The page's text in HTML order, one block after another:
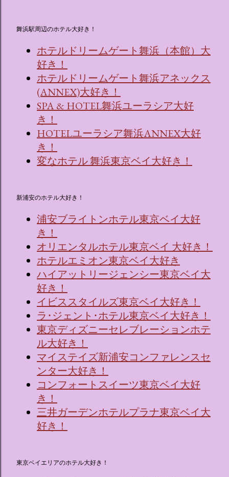
舞浜駅周辺のホテル大好き！
ホテルドリームゲート舞浜（本館）大
好き！
ホテルドリームゲート舞浜アネックス
(ANNEX)大好き！
SPA & HOTEL舞浜ユーラシア大好
き！
HOTELユーラシア舞浜ANNEX大好
き！
変なホテル 舞浜東京ベイ大好き！
新浦安のホテル大好き！
浦安ブライトンホテル東京ベイ大好
き！
オリエンタルホテル東京ベイ 大好き！
ホテルエミオン東京ベイ大好き
ハイアットリージェンシー東京ベイ大
好き！
イビススタイルズ東京ベイ大好き！
ラ･ジェント･ホテル東京ベイ大好き！
東京ディズニーセレブレーションホテ
ル大好き！
マイステイズ新浦安コンファレンスセ
ンター大好き！
コンフォートスイーツ東京ベイ大好
き！
三井ガーデンホテルプラナ東京ベイ大
好き！
東京ベイエリアのホテル大好き！